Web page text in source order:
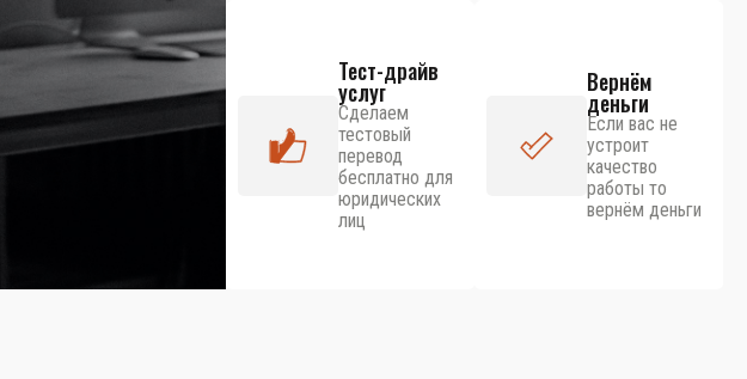
Тест-драйв
услуг
Сделаем
тестовый
перевод
бесплатно для
юридических
лиц
Вернём
деньги
Если вас не
устроит
качество
работы то
вернём деньги